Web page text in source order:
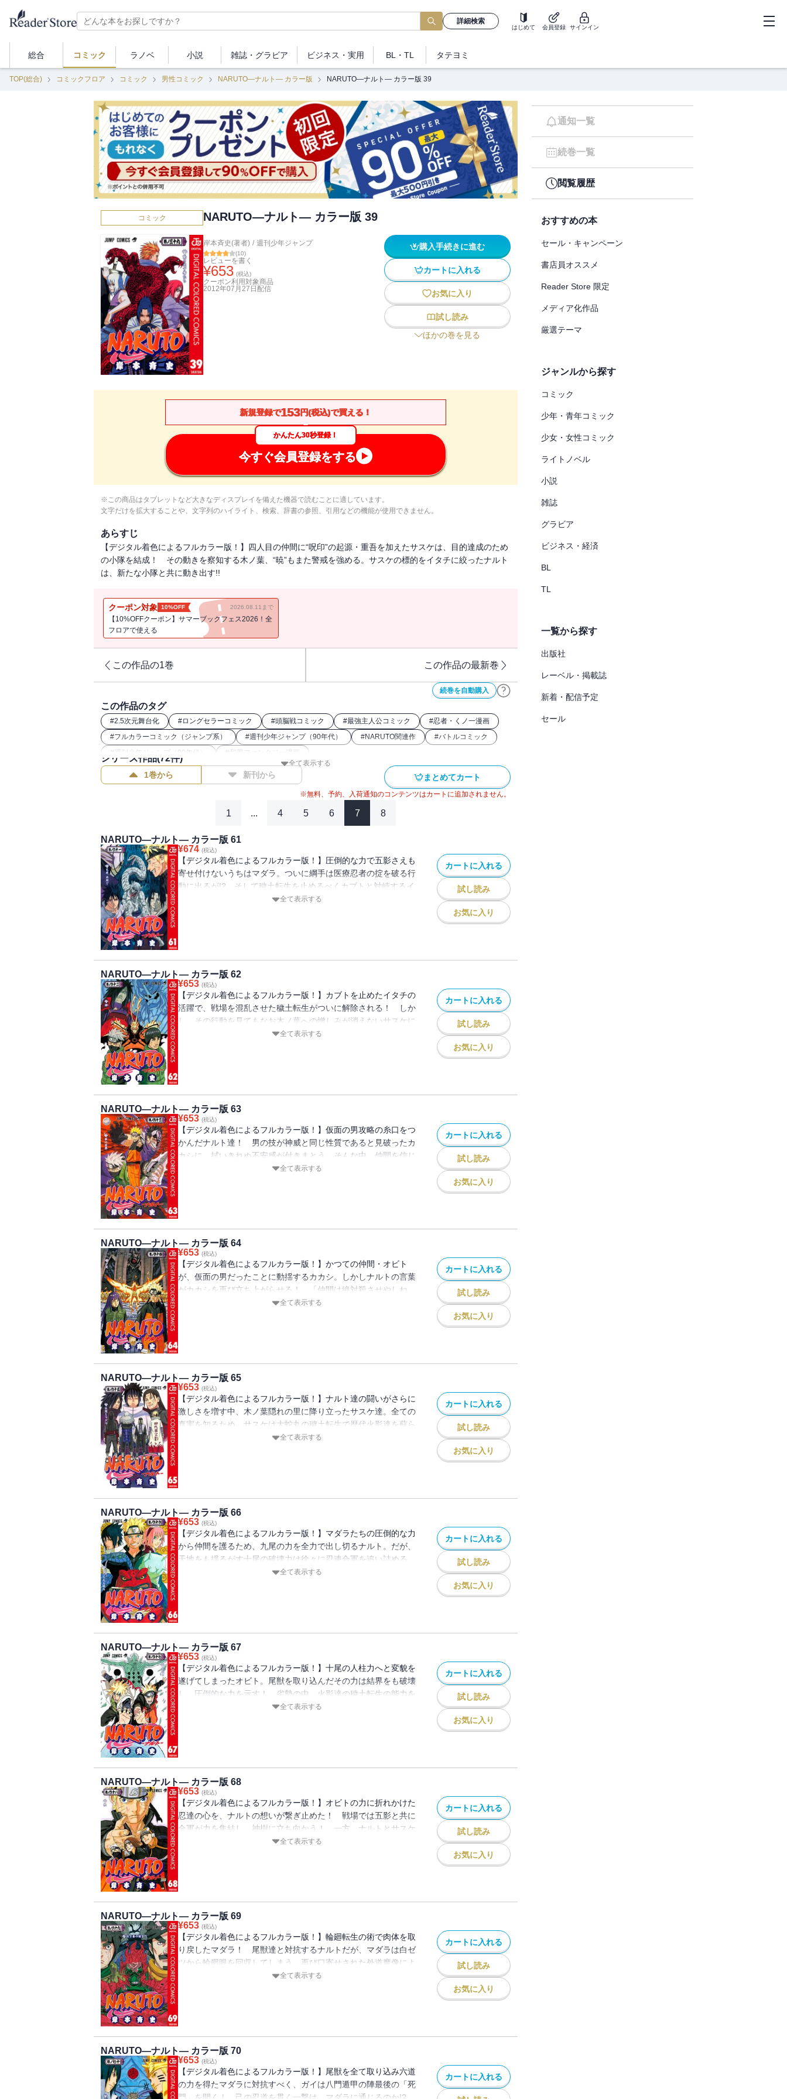
詳細検索
はじめて 会員登録 サインイン
総合 コミック ラノベ 小説 雑誌・ グラビア ビジネス ・実用 BL・TL タテヨミ
TOP(総合) コミックフロア コミック 男性コミック NARUTO―ナルト― カラー版 NARUTO―ナルト― カラー版 39
コミック NARUTO―ナルト― カラー版 39
岸本斉史(著者) / 週刊少年ジャンプ
(10)
レビューを書く
¥653 (税込)
クーポン利用対象商品
2012年07月27日 配信
購入手続きに進む
カートに入れる
お気に入り
試し読み
ほかの巻を見る
新規登録で153円(税込)で買える！
かんたん30秒登録！
今すぐ会員登録をする
※この商品はタブレットなど大きなディスプレイを備えた機器で読むことに適しています。
文字だけを拡大することや、文字列のハイライト、検索、辞書の参照、引用などの機能が使用できません。
あらすじ
【デジタル着色によるフルカラー版！】四人目の仲間に“呪印”の起源・重吾を加えたサスケは、目的達成のため
の小隊を結成！ その動きを察知する木ノ葉、“暁”もまた警戒を強める。サスケの標的をイタチに絞ったナルト
は、新たな小隊と共に動き出す!!
クーポン対象 10%OFF 2026.08.11まで
【10%OFFクーポン】サマーブックフェス2026！全
フロアで使える
この作品の1巻 この作品の最新巻
続巻を自動購入
この作品のタグ
#2.5次元舞台化 #ロングセラーコミック #頭脳戦コミック #最強主人公コミック #忍者・くノ一漫画
#フルカラーコミック（ジャンプ系） #週刊少年ジャンプ（90年代） #NARUTO関連作 #バトルコミック
#週刊少年ジャンプ（00年代） # 和風ファンタジー漫画
全て表示する
シリーズ作品(72件)
1巻から 新刊から まとめてカート
※無料、予約、入荷通知のコンテンツはカートに追加されません。
1 ... 4 5 6 7 8
NARUTO―ナルト― カラー版 61
¥674 (税込)
【デジタル着色によるフルカラー版！】圧倒的な力で五影さえも
寄せ付けないうちはマダラ。ついに綱手は医療忍者の掟を破る行
動に出るが!? そして穢土転生を止めるべくカブトと対峙するイ
タチとサスケ。戦局を左右する、運命の共闘が今、始まる…!!
全て表示する
カートに入れる
試し読み
お気に入り
NARUTO―ナルト― カラー版 62
¥653 (税込)
【デジタル着色によるフルカラー版！】カブトを止めたイタチの
活躍で、戦場を混乱させた穢土転生がついに解除される！ しか
し、その行動を見てもなお木ノ葉への憎しみが消えないサスケに
兄が遺す言葉は!? そしてナルト達の闘いもさらに激化…!!
全て表示する
カートに入れる
試し読み
お気に入り
NARUTO―ナルト― カラー版 63
¥653 (税込)
【デジタル着色によるフルカラー版！】仮面の男攻略の糸口をつ
かんだナルト達！ 男の技が神威と同じ性質であると見破ったカ
カシに、拭いきれぬ不安感が付きまとう。そんな中、仲間を信じ
て突撃を仕掛けるナルトの一撃が、ついにその仮面を破壊し!?
全て表示する
カートに入れる
試し読み
お気に入り
NARUTO―ナルト― カラー版 64
¥653 (税込)
【デジタル着色によるフルカラー版！】かつての仲間・オビト
が、仮面の男だったことに動揺するカカシ。しかしナルトの言葉
がカカシを再び立ち上がらせる！ 「仲間は絶対殺させやしね
ェ!!!」 攻勢に出るナルト達！ しかしついに、十尾が復活
全て表示する
カートに入れる
試し読み
お気に入り
NARUTO―ナルト― カラー版 65
¥653 (税込)
【デジタル着色によるフルカラー版！】ナルト達の闘いがさらに
激しさを増す中、木ノ葉隠れの里に降り立ったサスケ達。全ての
真実を知るため、サスケは大蛇丸の穢土転生で歴代火影達を蘇ら
せる!! 初代火影・柱間が語る里、そして忍の歴史とは…!?
全て表示する
カートに入れる
試し読み
お気に入り
NARUTO―ナルト― カラー版 66
¥653 (税込)
【デジタル着色によるフルカラー版！】マダラたちの圧倒的な力
から仲間を護るため、九尾の力を全力で出し切るナルト。だが、
天地をも揺るがす十尾の破壊力は徐々に忍連合軍を追い詰める。
仲間たちの限界が近づく中、ついに最強の援軍が戦場に!?
全て表示する
カートに入れる
試し読み
お気に入り
NARUTO―ナルト― カラー版 67
¥653 (税込)
【デジタル着色によるフルカラー版！】十尾の人柱力へと変貌を
遂げてしまったオビト。尾獣を取り込んだその力は結界をも破壊
し、圧倒的な力を示す！ 劣勢の中、火影達の穢土転生の能力を
活かし、反撃の糸口を掴もうとするナルトとサスケだが!?
全て表示する
カートに入れる
試し読み
お気に入り
NARUTO―ナルト― カラー版 68
¥653 (税込)
【デジタル着色によるフルカラー版！】オビトの力に折れかけた
忍達の心を、ナルトの想いが繋ぎ止めた！ 戦場では五影と共に
全軍が力を集結し、神樹に立ち向かう！ 一方、ナルトとサスケ
はオビトの無限月読を止めるべく二つの力を重ね合わせ!?
全て表示する
カートに入れる
試し読み
お気に入り
NARUTO―ナルト― カラー版 69
¥653 (税込)
【デジタル着色によるフルカラー版！】輪廻転生の術で肉体を取
り戻したマダラ！ 尾獣達と対抗するナルトだが、マダラは白ゼ
ツから輪廻眼を回収してしまう。再び口寄せされた外道魔像によ
り尾獣が捕獲され、ナルトの身体から九喇嘛が奪われて!?
全て表示する
カートに入れる
試し読み
お気に入り
NARUTO―ナルト― カラー版 70
¥653 (税込)
【デジタル着色によるフルカラー版！】尾獣を全て取り込み六道
の力を得たマダラに対抗すべく、ガイは八門遁甲の陣最後の「死
カートに入れる
通知一覧
続巻一覧
閲覧履歴
おすすめの本
セール・キャンペーン
書店員オススメ
Reader Store 限定
メディア化作品
厳選テーマ
ジャンルから探す
コミック
少年・青年コミック
少女・女性コミック
ライトノベル
小説
雑誌
グラビア
ビジネス・経済
BL
TL
一覧から探す
出版社
レーベル・掲載誌
新着・配信予定
セール